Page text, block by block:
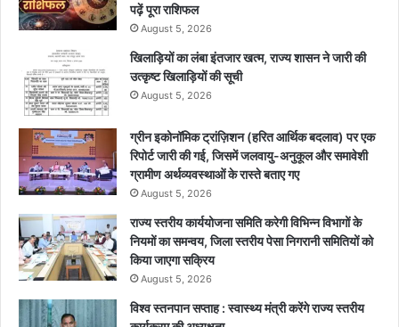
पढ़ें पूरा राशिफल
August 5, 2026
खिलाड़ियों का लंबा इंतजार खत्म, राज्य शासन ने जारी की
उत्कृष्ट खिलाड़ियों की सूची
August 5, 2026
ग्रीन इकोनॉमिक ट्रांज़िशन (हरित आर्थिक बदलाव) पर एक
रिपोर्ट जारी की गई, जिसमें जलवायु-अनुकूल और समावेशी
ग्रामीण अर्थव्यवस्थाओं के रास्ते बताए गए
August 5, 2026
राज्य स्तरीय कार्ययोजना समिति करेगी विभिन्न विभागों के
नियमों का समन्वय, जिला स्तरीय पेसा निगरानी समितियों को
किया जाएगा सक्रिय
August 5, 2026
विश्व स्तनपान सप्ताह : स्वास्थ्य मंत्री करेंगे राज्य स्तरीय